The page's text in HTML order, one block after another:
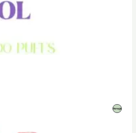
PromoçãoProduto